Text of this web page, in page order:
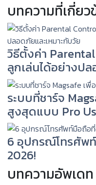
บทความที่เกี่ยว
วิธีตั้งค่า
ลูกเล่นได้อย่างป
ระบบที่ชาร์จ
สูงสุดแบบ Pro
6 อุปกรณ์โทรศัพ
2026!
บทความอัพเดท